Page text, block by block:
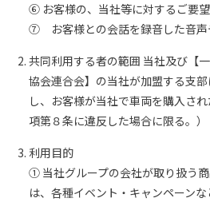
⑥ お客様の、当社等に対するご要
⑦ お客様との会話を録音した音声
共同利用する者の範囲 当社及び【
協会連合会】の当社が加盟する支
し、お客様が当社で車両を購入さ
項第８条に違反した場合に限る。）
利用目的
① 当社グループの会社が取り扱う
は、各種イベント・キャンペーン